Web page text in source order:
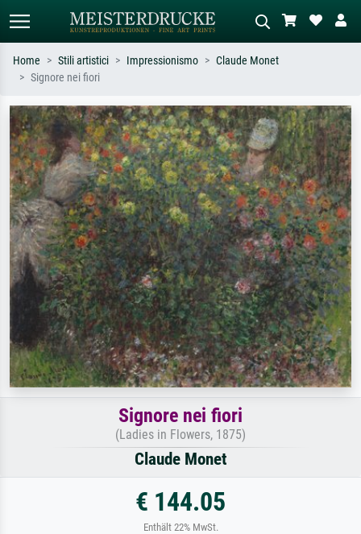
Cerca per artista, titolo o stile – es.
Monet, Notte stellata,
Impressionismo, onda di Hokusai,
nudo.
Descrivi la scena – es. prato verde,
astratto con molto rosso, dipinto a
olio scuro, nudo in piedi vicino a un
albero.
Home Stili artistici Impressionismo
Claude Monet
Signore nei fiori
Signore nei fiori
(Ladies in Flowers, 1875)
Claude Monet
€ 144.05
Enthält 22% MwSt.